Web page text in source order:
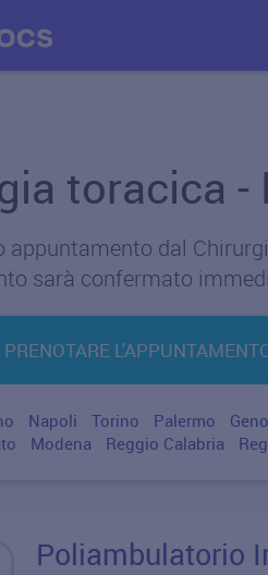
toracica
appuntamento dal
sarà confermato
Napoli Torino Palermo
Modena Reggio Calabria
Poliambulatorio